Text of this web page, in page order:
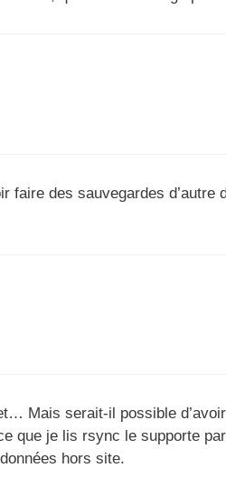
faire des sauvegardes
Mais serait-il possible
que je lis rsync le supporte
hors site.